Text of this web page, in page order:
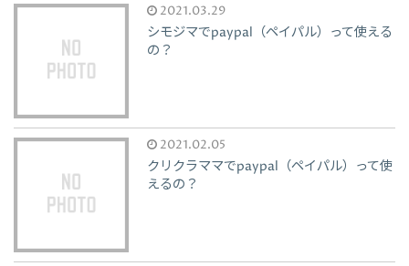
2021.03.29
シモジマでpaypal（ペイパル）って使える
の？
2021.02.05
クリクラママでpaypal（ペイパル）って使
えるの？